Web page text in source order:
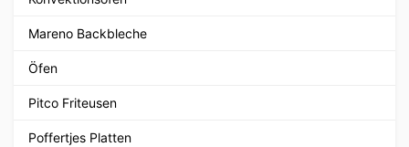
Mareno Backbleche
Öfen
Pitco Friteusen
Poffertjes Platten